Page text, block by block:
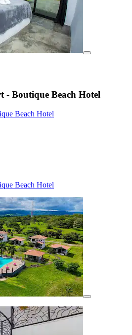
- Boutique Beach Hotel
Beach Hotel
Beach Hotel